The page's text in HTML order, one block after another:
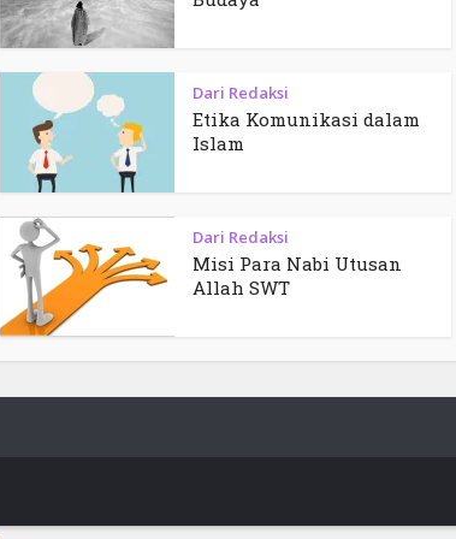
Dari Redaksi
Etika Komunikasi dalam
Islam
Dari Redaksi
Misi Para Nabi Utusan
Allah SWT